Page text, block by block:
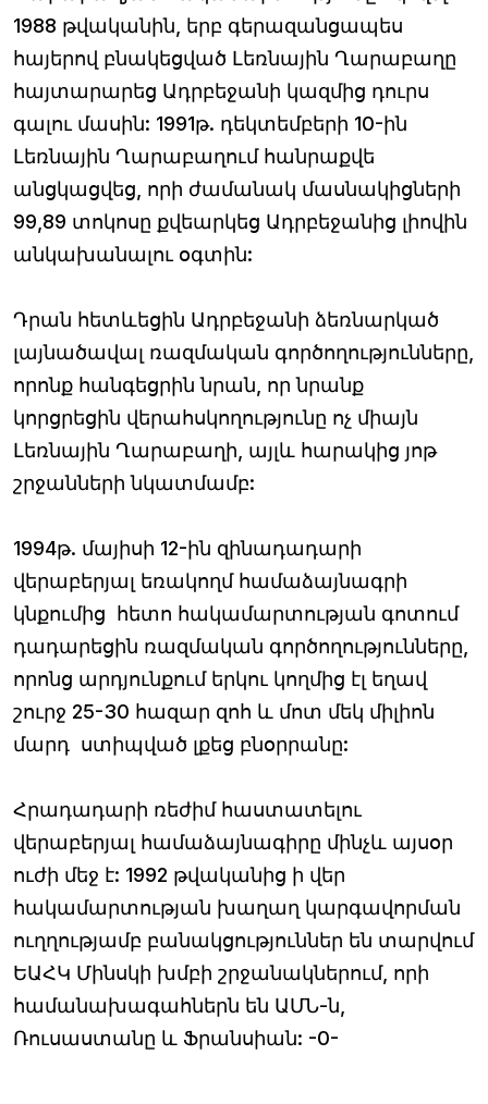
1988 թվականին, երբ գերազանցապես
հայերով բնակեցված Լեռնային Ղարաբաղը
հայտարարեց Ադրբեջանի կազմից դուրս
գալու մասին: 1991թ. դեկտեմբերի 10-ին
Լեռնային Ղարաբաղում հանրաքվե
անցկացվեց, որի ժամանակ մասնակիցների
99,89 տոկոսը քվեարկեց Ադրբեջանից լիովին
անկախանալու օգտին:
Դրան հետևեցին Ադրբեջանի ձեռնարկած
լայնածավալ ռազմական գործողությունները,
որոնք հանգեցրին նրան, որ նրանք
կորցրեցին վերահսկողությունը ոչ միայն
Լեռնային Ղարաբաղի, այլև հարակից յոթ
շրջանների նկատմամբ:
1994թ. մայիսի 12-ին զինադադարի
վերաբերյալ եռակողմ համաձայնագրի
կնքումից հետո հակամարտության գոտում
դադարեցին ռազմական գործողությունները,
որոնց արդյունքում երկու կողմից էլ եղավ
շուրջ 25-30 հազար զոհ և մոտ մեկ միլիոն
մարդ ստիպված լքեց բնօրրանը:
Հրադադարի ռեժիմ հաստատելու
վերաբերյալ համաձայնագիրը մինչև այսօր
ուժի մեջ է: 1992 թվականից ի վեր
հակամարտության խաղաղ կարգավորման
ուղղությամբ բանակցություններ են տարվում
ԵԱՀԿ Մինսկի խմբի շրջանակներում, որի
համանախագահներն են ԱՄՆ-ն,
Ռուսաստանը և Ֆրանսիան: -0-